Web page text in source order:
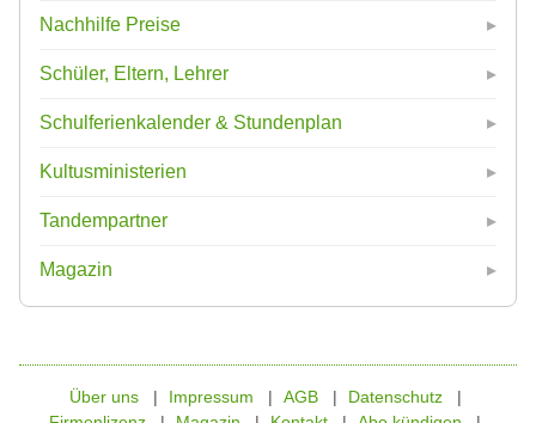
Nachhilfe Preise
Schüler, Eltern, Lehrer
Schulferienkalender & Stundenplan
Kultusministerien
Tandempartner
Magazin
Über uns Impressum AGB
Datenschutz